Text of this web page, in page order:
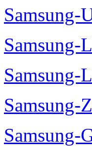
Samsung-
Samsung-
Samsung-
Samsung-